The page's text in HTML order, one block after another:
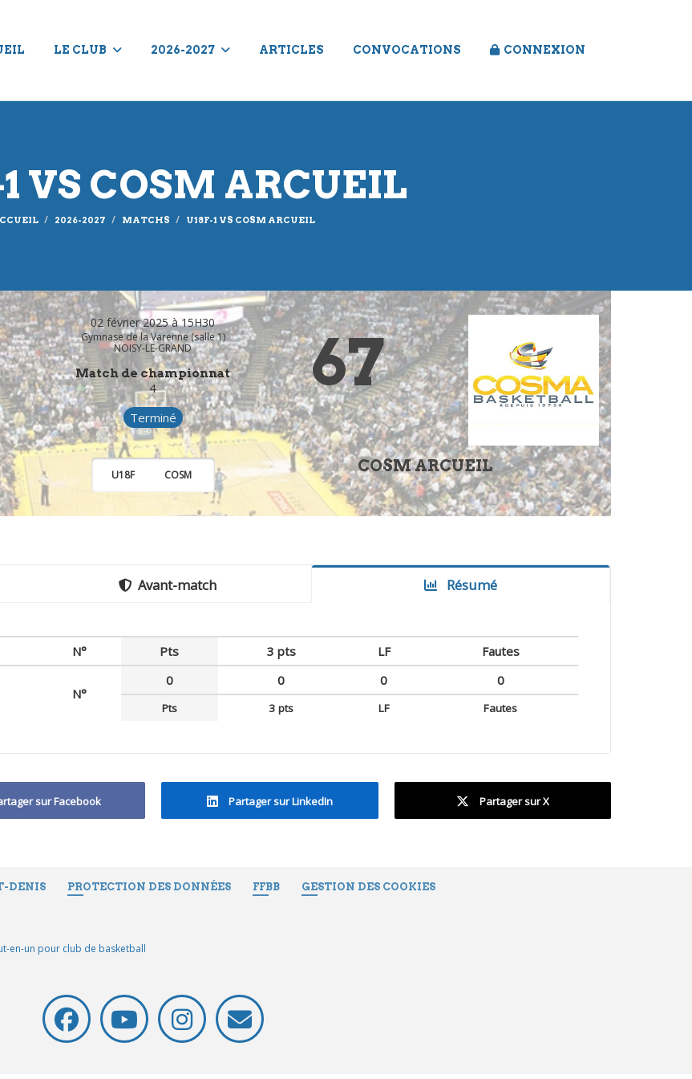
LE CLUB 2026-2027 ARTICLES CONVOCATIONS CONNEXION
VS COSM ARCUEIL
2026-2027 MATCHS U18F-1 VS COSM ARCUEIL
02 février 2025 à 15H30
Gymnase de la Varenne (salle 1)
NOISY-LE-GRAND
Match de championnat
4
Terminé
67
COSM ARCUEIL
U18F COSM
Avant-match Résumé
N° Pts 3 pts LF Fautes
N°
0 0 0 0
Pts 3 pts LF Fautes
sur Facebook Partager sur LinkedIn Partager sur X
DENIS PROTECTION DES DONNÉES FFBB GESTION DES COOKIES
en-un pour club de basketball